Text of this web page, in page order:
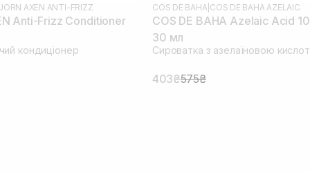
AXEN ANTI-FRIZZ
Anti-Frizz Conditioner
кондиціонер
COS DE BAHA COS DE BAHA AZELAIC
COS DE BAHA Azelaic Acid
30 мл
Сироватка з азелаїновою
403₴575₴